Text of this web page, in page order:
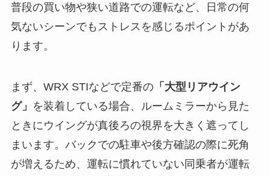
普段の買い物や狭い道路での運転など、日常の何
気ないシーンでもストレスを感じるポイントがあ
ります。
まず、WRX STIなどで定番の「大型リアウイン
グ」 を装着している場合、ルームミラーから見た
ときにウイングが真後ろの視界を大きく遮ってし
まいます。バックでの駐車や後方確認の際に死角
が増えるため、運転に慣れていない同乗者が運転